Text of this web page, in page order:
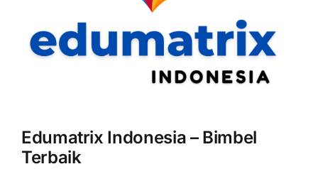
Edumatrix Indonesia – Bimbel
Terbaik